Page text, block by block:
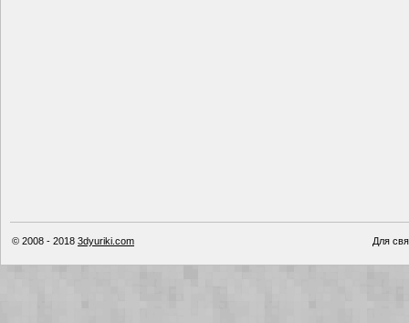
© 2008 - 2018 3dyuriki.com Для